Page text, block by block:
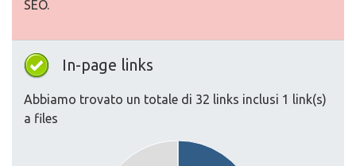
SEO.
In-page links
Abbiamo trovato un totale di 32 links inclusi 1 link(s)
a files